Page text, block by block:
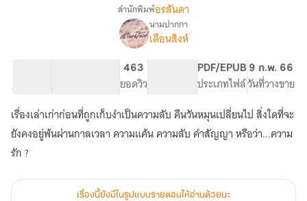
เรื่อง
ป้อม
พิมพ์
ครั้ง
ที่
สำนักพิมพ์อรลันดา
นามปากกา
เดือนสิงห์
จำนวนคำ จำนวนหน้า (A5)
463
ยอดวิวระดับเนื้อหา
PDF/EPUB
ประเภทไฟล์
9 ก.พ. 66
วันที่วางขาย
เรื่องเล่าเก่าก่อนที่ถูกเก็บงำเป็นความลับ คืนวันหมุนเปลี่ยนไป สิ่งใดที่จะ
ยังคงอยู่พ้นผ่านกาลเวลา ความแค้น ความลับ คำสัญญา หรือว่า...ความ
รัก ?
เรื่องนี้ยังมีในรูปแบบรายตอนให้อ่านด้วยนะ